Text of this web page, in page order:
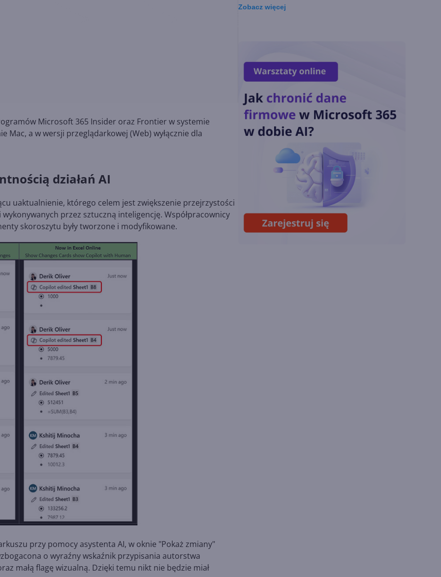
Microsoft 365 Insider oraz Frontier w systemie
a w wersji przeglądarkowej (Web) wyłącznie dla
działań AI
uaktualnienie, którego celem jest zwiększenie przejrzystości
przez sztuczną inteligencję. Współpracownicy
skoroszytu były tworzone i modyfikowane.
przy pomocy asystenta AI, w oknie "Pokaż zmiany"
o wyraźny wskaźnik przypisania autorstwa
małą flagę wizualną. Dzięki temu nikt nie będzie miał
Miliardy z AI i
chmury. Microsoft
ogłasza znakomite
wyniki i
superaplikację
wspiera odkrycia
naukowe. OpenAI
startuje z nowym
programem
Lipcowa aktualizacja
Copilota w Excelu.
Duże zmiany dzięki
GPT i Claude Opus
Zobaczwięcej